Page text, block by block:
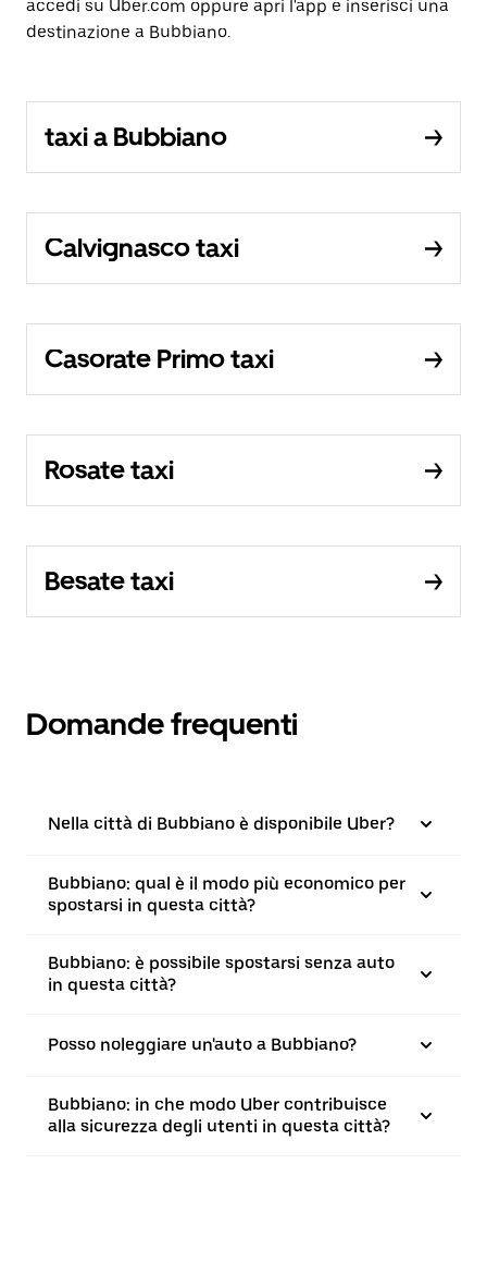
accedi su Uber.com oppure apri l'app e inserisci una
destinazione a Bubbiano.
taxi a Bubbiano
Calvignasco taxi
Casorate Primo taxi
Rosate taxi
Besate taxi
Domande frequenti
Nella città di Bubbiano è disponibile Uber?
Bubbiano: qual è il modo più economico per
spostarsi in questa città?
Bubbiano: è possibile spostarsi senza auto
in questa città?
Posso noleggiare un'auto a Bubbiano?
Bubbiano: in che modo Uber contribuisce
alla sicurezza degli utenti in questa città?